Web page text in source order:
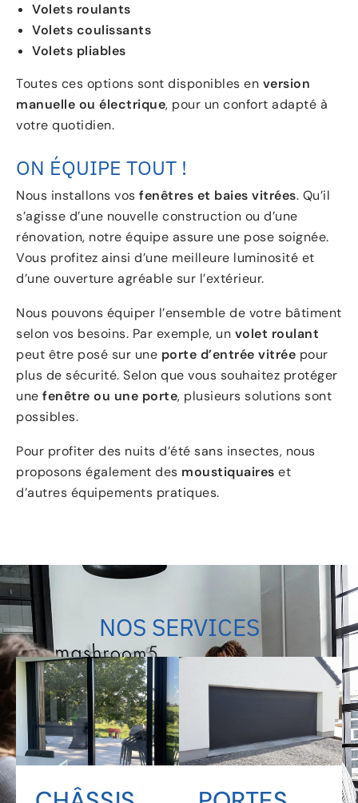
Volets roulants
Volets coulissants
Volets pliables
Toutes ces options sont disponibles en version
manuelle ou électrique, pour un confort adapté à
votre quotidien.
ON ÉQUIPE TOUT !
Nous installons vos fenêtres et baies vitrées. Qu’il
s’agisse d’une nouvelle construction ou d’une
rénovation, notre équipe assure une pose soignée.
Vous profitez ainsi d’une meilleure luminosité et
d’une ouverture agréable sur l’extérieur.
Nous pouvons équiper l’ensemble de votre bâtiment
selon vos besoins. Par exemple, un volet roulant
peut être posé sur une porte d’entrée vitrée pour
plus de sécurité. Selon que vous souhaitez protéger
une fenêtre ou une porte, plusieurs solutions sont
possibles.
Pour profiter des nuits d’été sans insectes, nous
proposons également des moustiquaires et
d’autres équipements pratiques.
NOS SERVICES